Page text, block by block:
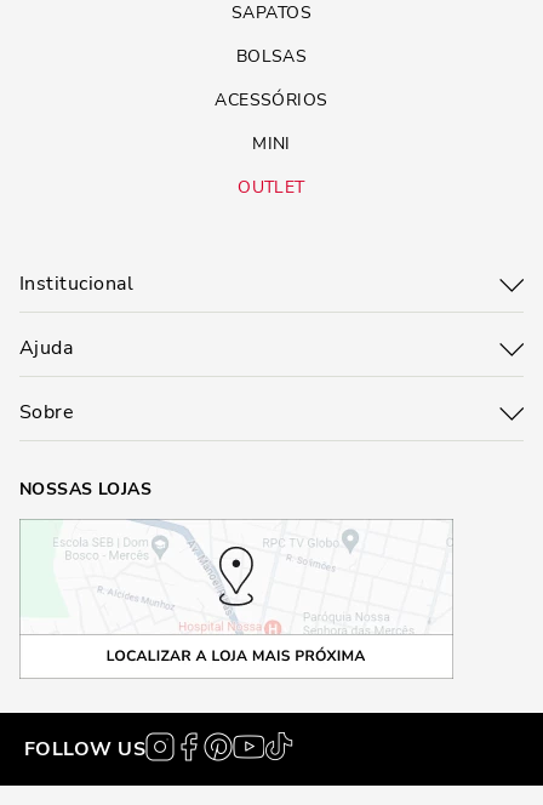
SAPATOS
BOLSAS
ACESSÓRIOS
MINI
OUTLET
Institucional
Ajuda
Sobre
NOSSAS LOJAS
FOLLOW US